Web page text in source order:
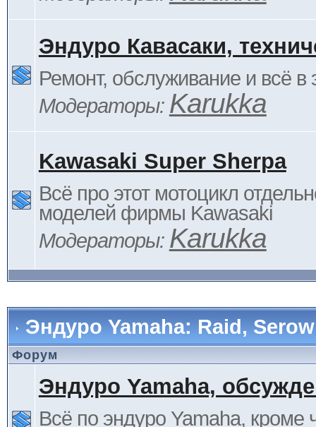
Эндуро Кавасаки,
Ремонт, обслуживание и всё в
Модераторы: Karukka
Kawasaki Super Sherpa
Всё про этот мотоцикл
моделей фирмы Kawasaki
Модераторы: Karukka
Эндуро Yamaha: Raid,
Форум
Эндуро Yamaha,
Всё по эндуро Yamaha, кроме